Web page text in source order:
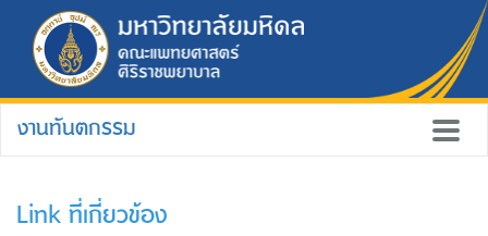
งานทันตกรรม
Link ที่เกี่ยวข้อง